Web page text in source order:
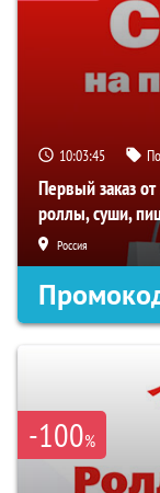
10:03:45
Первый заказ
роллы, суши,
Россия
-100%